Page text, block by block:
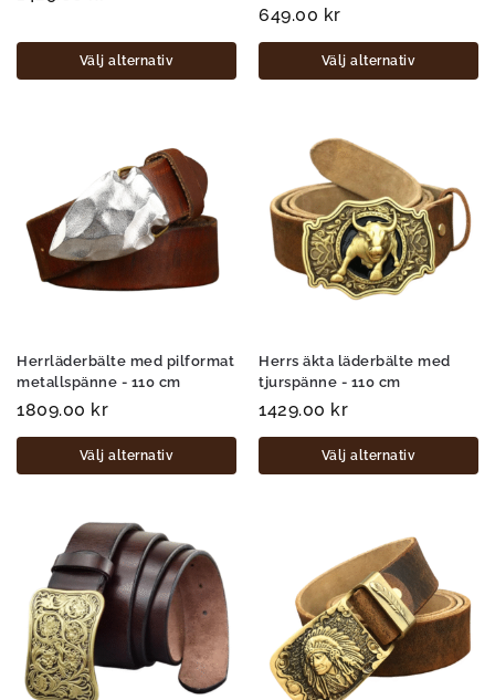
Välj alternativ
649.00 kr
Välj alternativ
Herrläderbälte med pilformat
metallspänne - 110 cm
1809.00 kr
Välj alternativ
Herrs äkta läderbälte med
tjurspänne - 110 cm
1429.00 kr
Välj alternativ